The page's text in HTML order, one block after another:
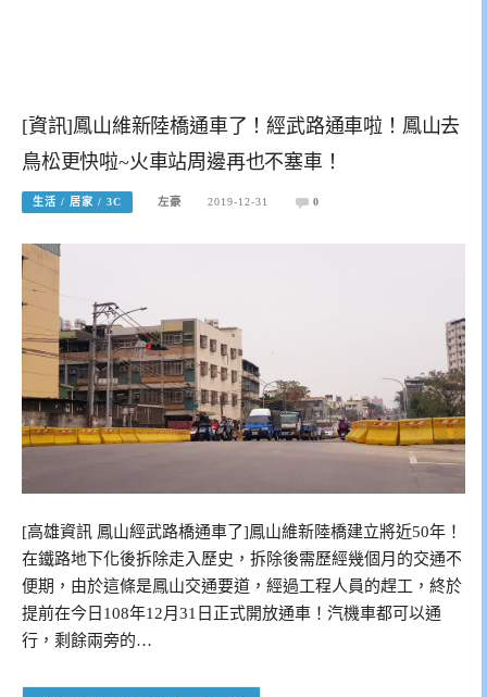
[資訊]鳳山維新陸橋通車了！經武路通車啦！鳳山去
鳥松更快啦~火車站周邊再也不塞車！
生活 / 居家 / 3C 左豪 2019-12-31 0
[高雄資訊 鳳山經武路橋通車了]鳳山維新陸橋建立將近50年！
在鐵路地下化後拆除走入歷史，拆除後需歷經幾個月的交通不
便期，由於這條是鳳山交通要道，經過工程人員的趕工，終於
提前在今日108年12月31日正式開放通車！汽機車都可以通
行，剩餘兩旁的…